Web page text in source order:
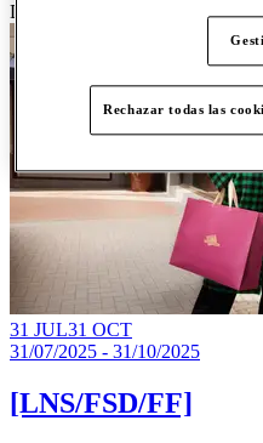
Destacado
31 JUL31 OCT
31/07/2025 - 31/10/2025
[LNS/FSD/FF]
Rechazar todas las